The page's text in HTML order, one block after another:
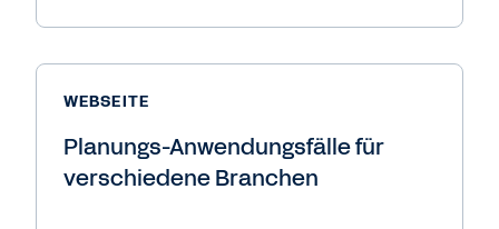
WEBSEITE
Planungs-Anwendungsfälle für
verschiedene Branchen